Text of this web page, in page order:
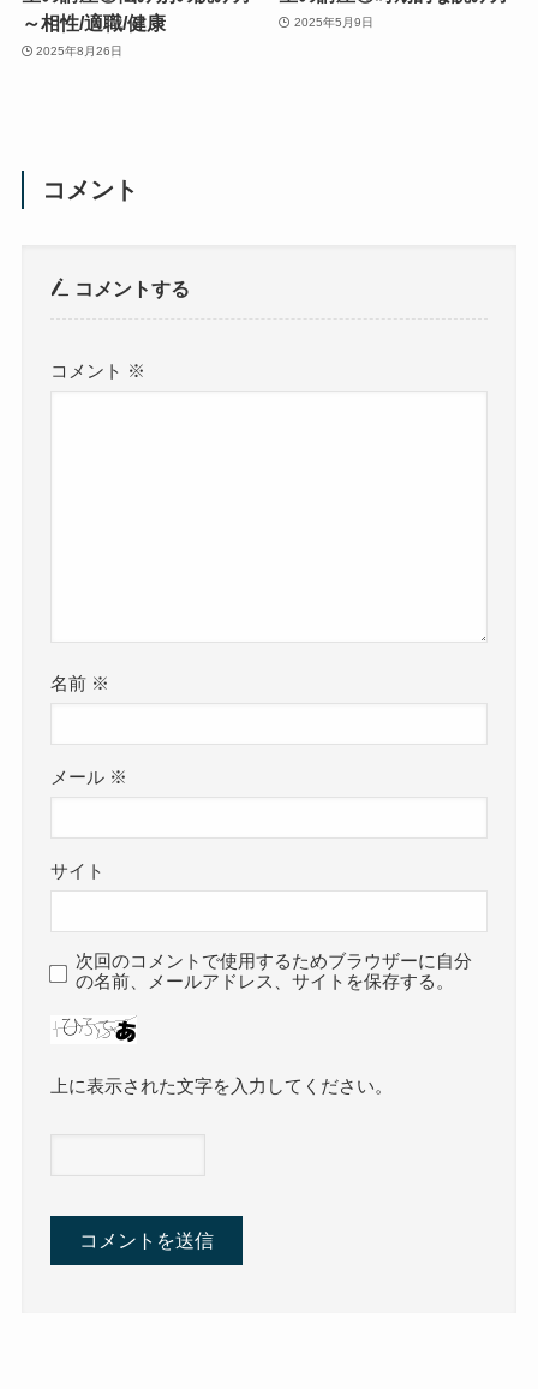
～相性/適職/健康
2025年8月26日
2025年5月9日
コメント
コメントする
コメント ※
名前 ※
メール ※
サイト
次回のコメントで使用するためブラウザーに自分
の名前、メールアドレス、サイトを保存する。
上に表示された文字を入力してください。